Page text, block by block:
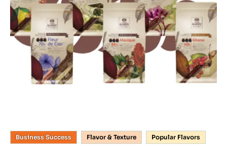
Business Success Flavor & Texture Popular Flavors